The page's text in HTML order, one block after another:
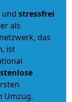
und stressfrei
als
das
ist
Umzug.